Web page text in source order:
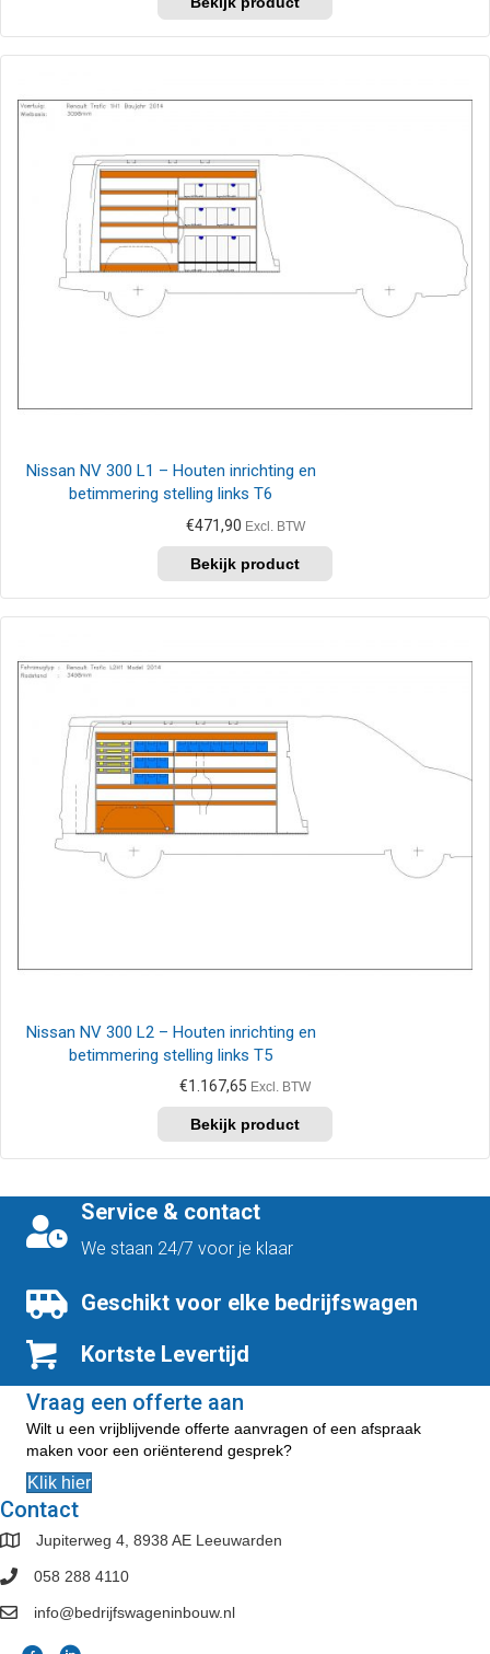
Nissan NV 300 L1 – Houten inrichting en
betimmering stelling links T6
€471,90 Excl. BTW
Nissan NV 300 L2 – Houten inrichting en
betimmering stelling links T5
€1.167,65 Excl. BTW
Service & contact
We staan 24/7 voor je klaar
Geschikt voor elke bedrijfswagen
Kortste Levertijd
Vraag een offerte aan
Wilt u een vrijblijvende offerte aanvragen of een afspraak
maken voor een oriënterend gesprek?
Klik hier
Contact
Jupiterweg 4, 8938 AE Leeuwarden
058 288 4110
info@bedrijfswageninbouw.nl